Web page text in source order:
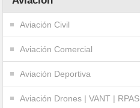
Aviación Civil
Aviación Comercial
Aviación Deportiva
Aviación Drones | VANT | RPAS